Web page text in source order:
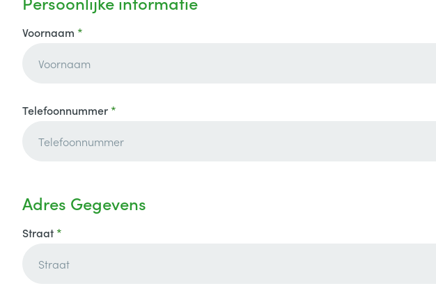
Voornaam
Telefoonnummer
Adres Gegevens
Straat